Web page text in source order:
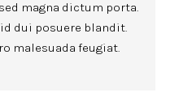
magna dictum porta.
dui posuere blandit.
malesuada feugiat.